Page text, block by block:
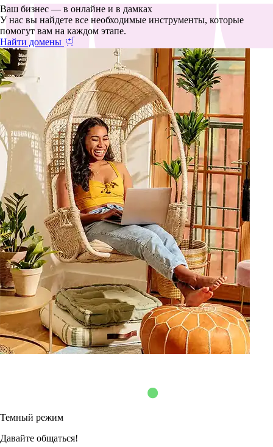
Ваш бизнес — в онлайне и в дамках
У нас вы найдете все необходимые инструменты, которые
помогут вам на каждом этапе.
Найти домены
Темный режим
Давайте общаться!